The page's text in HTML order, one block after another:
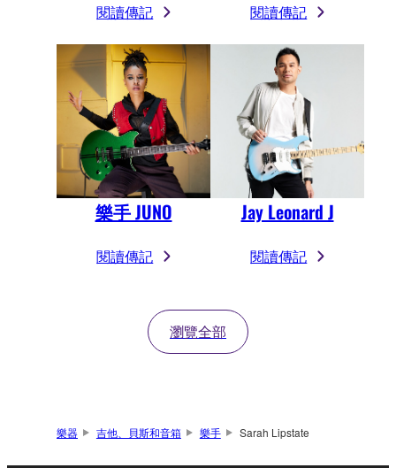
閱讀傳記 閱讀傳記
樂手 JUNO
閱讀傳記
Jay Leonard J
閱讀傳記
瀏覽全部
樂器 吉他、貝斯和音箱 樂手 Sarah Lipstate